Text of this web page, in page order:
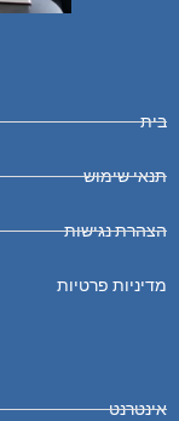
בית
תנאי שימוש
הצהרת נגישות
מדיניות פרטיות
אינטרנט